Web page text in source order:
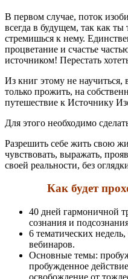
В первом случае, поток
всегда в будущем, так как ты
стремишься к нему.
процветание и счастье
источником! Перестать
Из книг этому не
только прожить, на
путешествие к Источнику
Для этого необходимо
Разрешить себе жить свою
чувствовать, выражать,
своей реальности, без
Как будет
40 дней гармоничной
сознания и
6 тематических
вебинаров.
Основные темы:
пробужденное
освобождение от